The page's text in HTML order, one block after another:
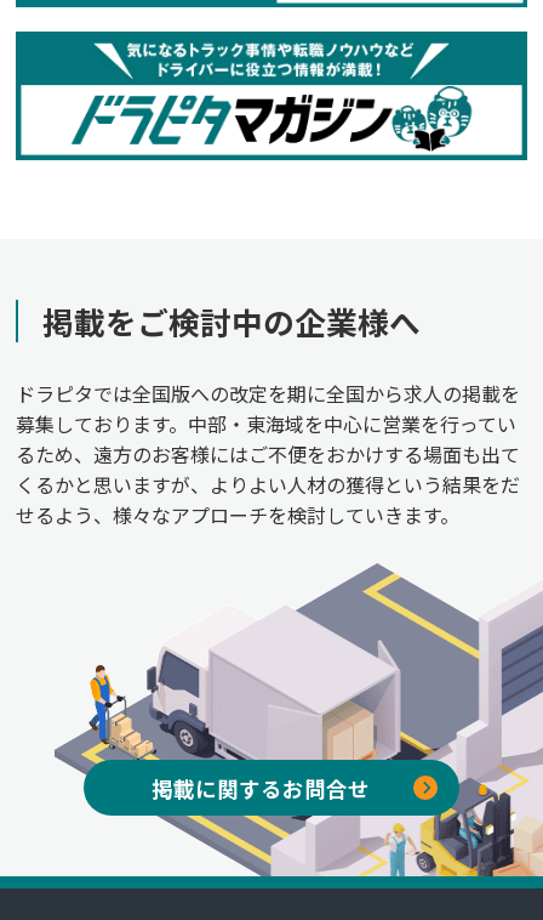
掲載をご検討中の企業様へ
ドラピタでは全国版への改定を期に全国から求人の掲載を
募集しております。中部・東海域を中心に営業を行ってい
るため、遠方のお客様にはご不便をおかけする場面も出て
くるかと思いますが、よりよい人材の獲得という結果をだ
せるよう、様々なアプローチを検討していきます。
掲載に関するお問合せ